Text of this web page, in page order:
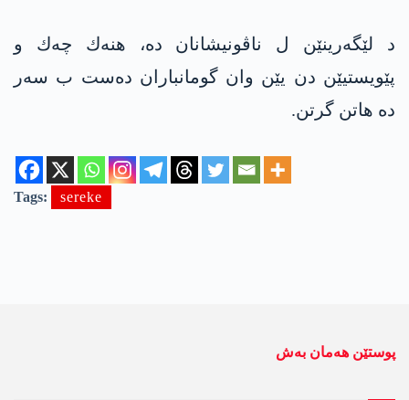
د لێگەرینێن ل ناڤونیشانان ده‌، هنه‌ك چه‌ك و
پێویستیێن دن یێن وان گومانباران ده‌ست ب سه‌ر
ده‌ هاتن گرتن.
Tags: sereke
پوستێن ھەمان بەش